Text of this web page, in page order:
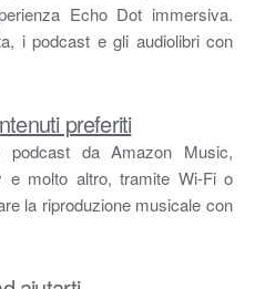
Echo Dot immersiva.
i podcast e gli audiolibri con
preferiti
podcast da Amazon Music,
e molto altro, tramite Wi-Fi o
la riproduzione musicale con